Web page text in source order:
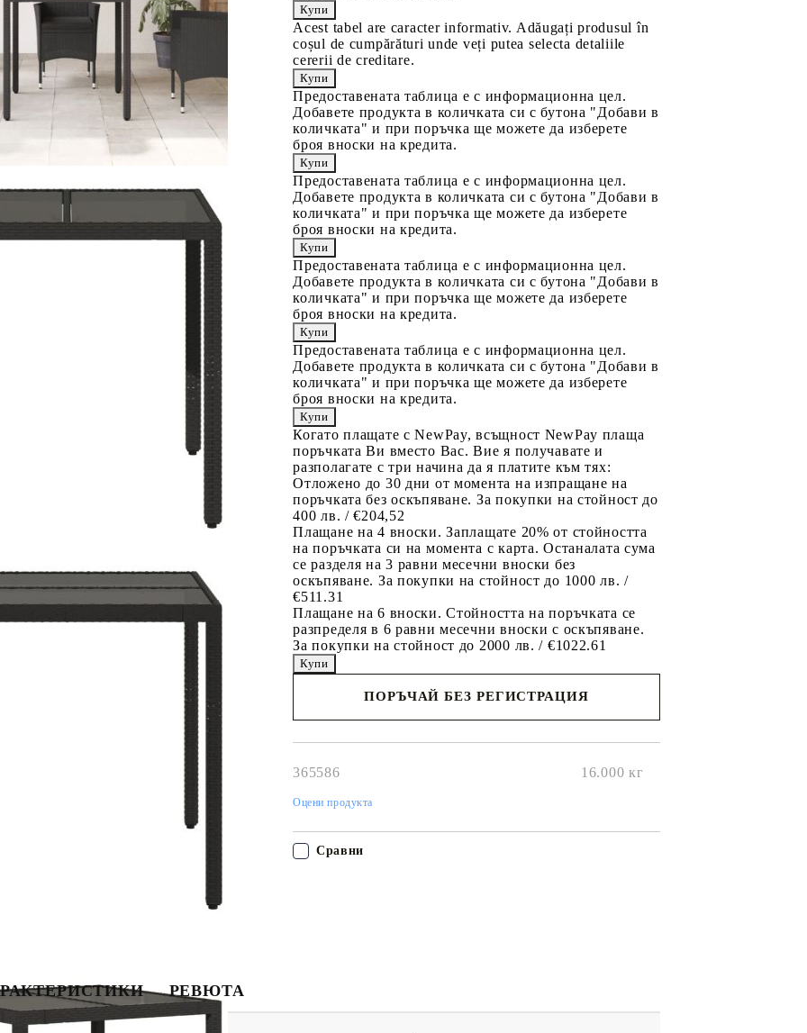
Acest tabel are caracter informativ. Adăugați produsul în
coșul de cumpărături unde veți putea selecta detaliile
cererii de creditare.
Предоставената таблица е с информационна цел.
Добавете продукта в количката си с бутона "Добави в
количката" и при поръчка ще можете да изберете
броя вноски на кредита.
Предоставената таблица е с информационна цел.
Добавете продукта в количката си с бутона "Добави в
количката" и при поръчка ще можете да изберете
броя вноски на кредита.
Предоставената таблица е с информационна цел.
Добавете продукта в количката си с бутона "Добави в
количката" и при поръчка ще можете да изберете
броя вноски на кредита.
Предоставената таблица е с информационна цел.
Добавете продукта в количката си с бутона "Добави в
количката" и при поръчка ще можете да изберете
броя вноски на кредита.
Когато плащате с NewPay, всъщност NewPay плаща
поръчката Ви вместо Вас. Вие я получавате и
разполагате с три начина да я платите към тях:
Отложено до 30 дни от момента на изпращане на
поръчката без оскъпяване. За покупки на стойност до
400 лв. / €204,52
Плащане на 4 вноски. Заплащате 20% от стойността
на поръчката си на момента с карта. Останалата сума
се разделя на 3 равни месечни вноски без
оскъпяване. За покупки на стойност до 1000 лв. /
€511.31
Плащане на 6 вноски. Стойността на поръчката се
разпределя в 6 равни месечни вноски с оскъпяване.
За покупки на стойност до 2000 лв. / €1022.61
ПОРЪЧАЙ БЕЗ РЕГИСТРАЦИЯ
365586 16.000 кг
Оцени продукта
Сравни
РЕВЮТА